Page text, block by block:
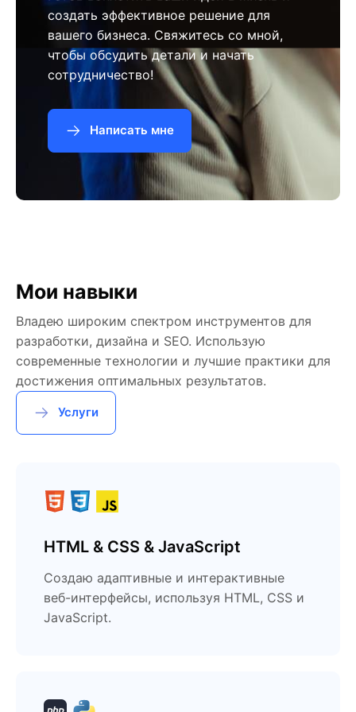
создать эффективное решение для
вашего бизнеса. Свяжитесь со мной,
чтобы обсудить детали и начать
сотрудничество!
Написать мне
Мои навыки
Владею широким спектром инструментов для
разработки, дизайна и SEO. Использую
современные технологии и лучшие практики для
достижения оптимальных результатов.
Услуги
HTML & CSS & JavaScript
Создаю адаптивные и интерактивные
веб-интерфейсы, используя HTML, CSS и
JavaScript.